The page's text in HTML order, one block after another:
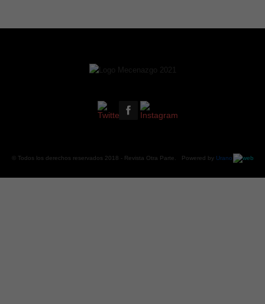
© Todos los derechos reservados 2018 - Revista Otra Parte . Powered by Urano web